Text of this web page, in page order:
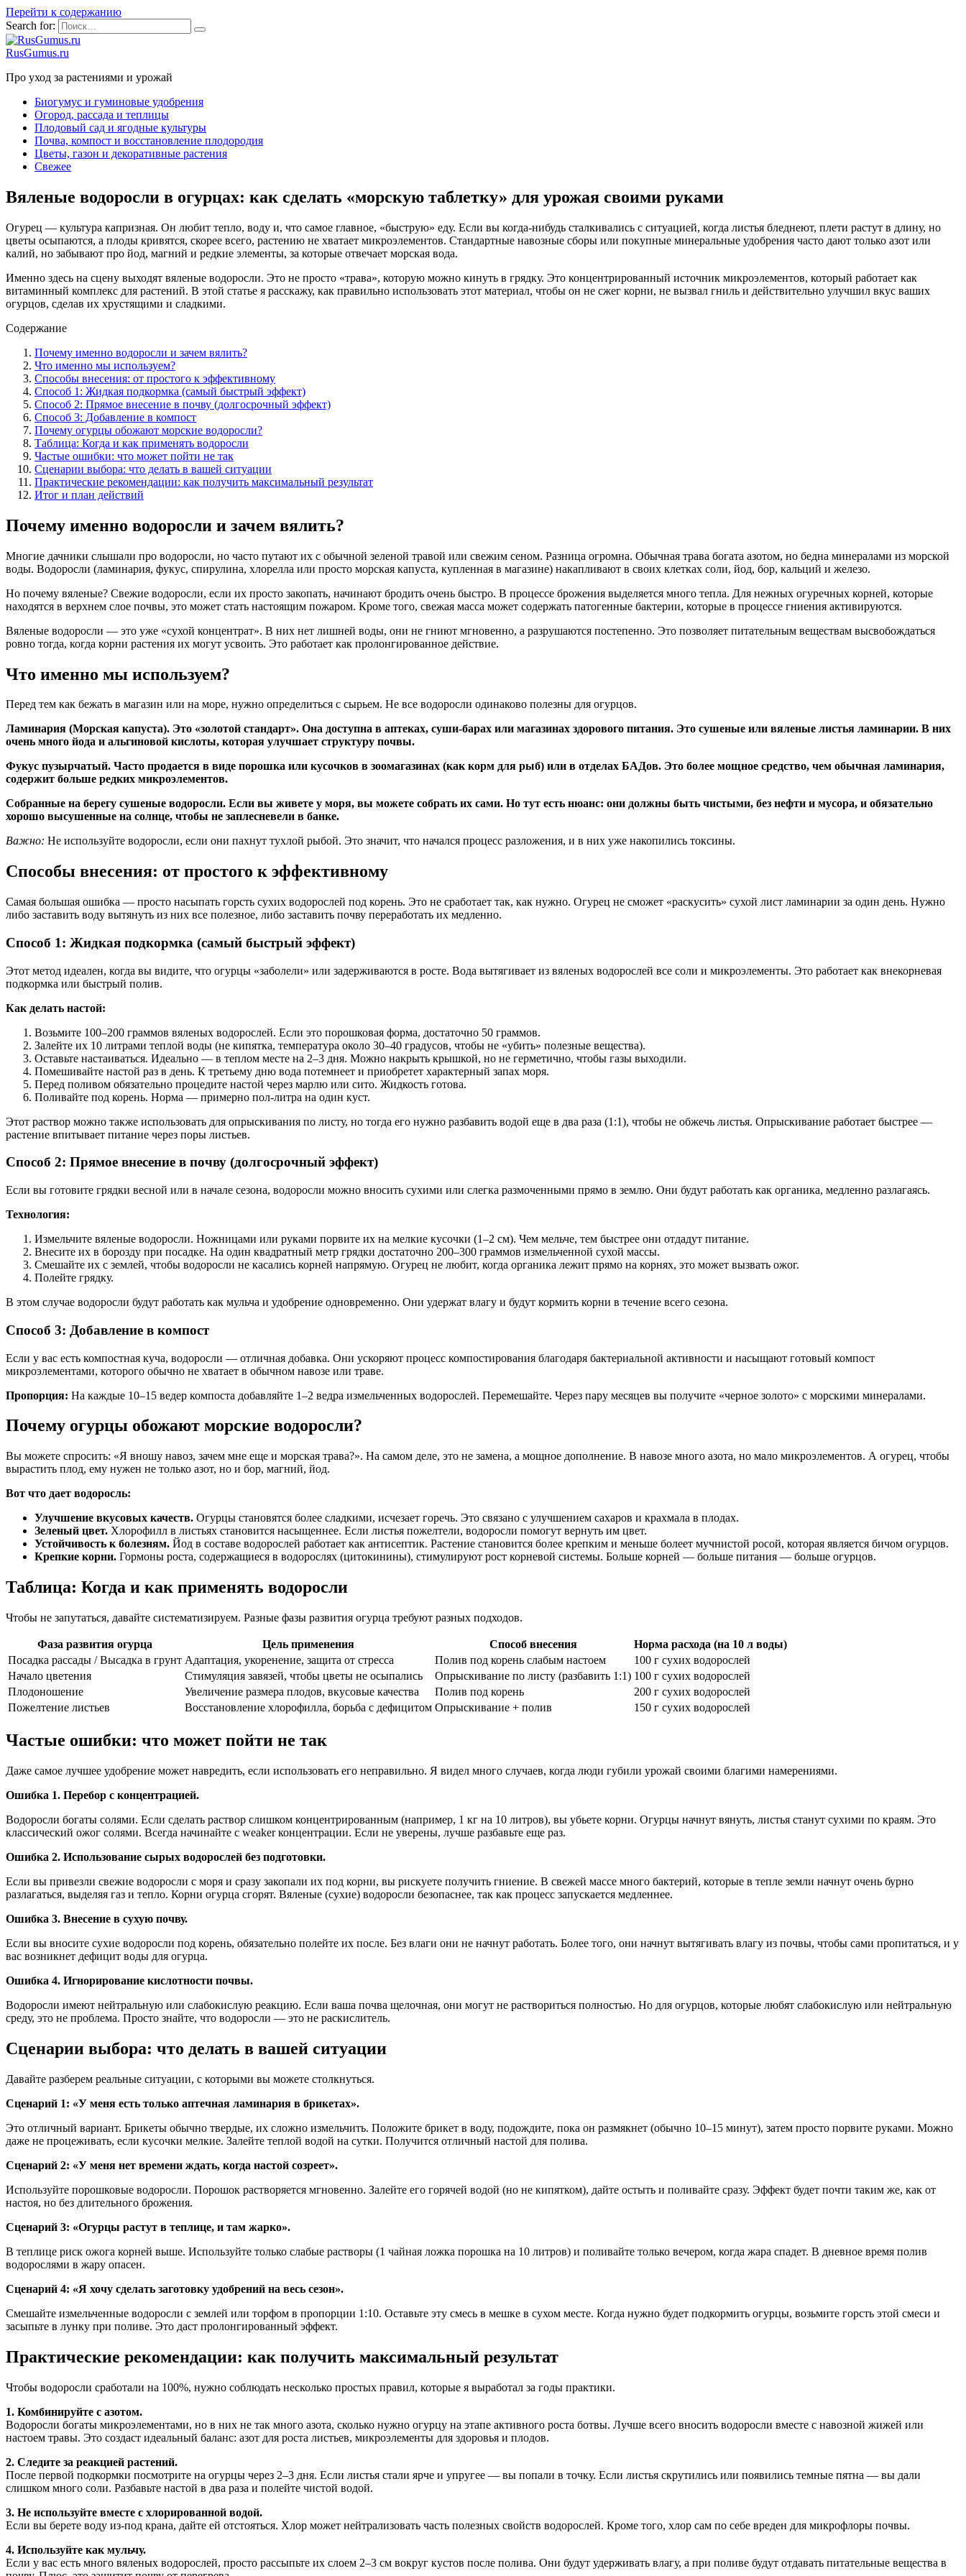
Перейти к содержанию
Search for:
RusGumus.ru
Про уход за растениями и урожай
Биогумус и гуминовые удобрения
Огород, рассада и теплицы
Плодовый сад и ягодные культуры
Почва, компост и восстановление плодородия
Цветы, газон и декоративные растения
Свежее
Вяленые водоросли в огурцах: как сделать «морскую таблетку» для урожая своими руками
Огурец — культура капризная. Он любит тепло, воду и, что самое главное, «быструю» еду. Если вы когда-нибудь сталкивались с ситуацией, когда листья бледнеют, плети растут в длину, но
цветы осыпаются, а плоды кривятся, скорее всего, растению не хватает микроэлементов. Стандартные навозные сборы или покупные минеральные удобрения часто дают только азот или
калий, но забывают про йод, магний и редкие элементы, за которые отвечает морская вода.
Именно здесь на сцену выходят вяленые водоросли. Это не просто «трава», которую можно кинуть в грядку. Это концентрированный источник микроэлементов, который работает как
витаминный комплекс для растений. В этой статье я расскажу, как правильно использовать этот материал, чтобы он не сжег корни, не вызвал гниль и действительно улучшил вкус ваших
огурцов, сделав их хрустящими и сладкими.
Содержание
Почему именно водоросли и зачем вялить?
Что именно мы используем?
Способы внесения: от простого к эффективному
Способ 1: Жидкая подкормка (самый быстрый эффект)
Способ 2: Прямое внесение в почву (долгосрочный эффект)
Способ 3: Добавление в компост
Почему огурцы обожают морские водоросли?
Таблица: Когда и как применять водоросли
Частые ошибки: что может пойти не так
Сценарии выбора: что делать в вашей ситуации
Практические рекомендации: как получить максимальный результат
Итог и план действий
Почему именно водоросли и зачем вялить?
Многие дачники слышали про водоросли, но часто путают их с обычной зеленой травой или свежим сеном. Разница огромна. Обычная трава богата азотом, но бедна минералами из морской
воды. Водоросли (ламинария, фукус, спирулина, хлорелла или просто морская капуста, купленная в магазине) накапливают в своих клетках соли, йод, бор, кальций и железо.
Но почему вяленые? Свежие водоросли, если их просто закопать, начинают бродить очень быстро. В процессе брожения выделяется много тепла. Для нежных огуречных корней, которые
находятся в верхнем слое почвы, это может стать настоящим пожаром. Кроме того, свежая масса может содержать патогенные бактерии, которые в процессе гниения активируются.
Вяленые водоросли — это уже «сухой концентрат». В них нет лишней воды, они не гниют мгновенно, а разрушаются постепенно. Это позволяет питательным веществам высвобождаться
ровно тогда, когда корни растения их могут усвоить. Это работает как пролонгированное действие.
Что именно мы используем?
Перед тем как бежать в магазин или на море, нужно определиться с сырьем. Не все водоросли одинаково полезны для огурцов.
Ламинария (Морская капуста). Это «золотой стандарт». Она доступна в аптеках, суши-барах или магазинах здорового питания. Это сушеные или вяленые листья ламинарии. В них
очень много йода и альгиновой кислоты, которая улучшает структуру почвы.
Фукус пузырчатый. Часто продается в виде порошка или кусочков в зоомагазинах (как корм для рыб) или в отделах БАДов. Это более мощное средство, чем обычная ламинария,
содержит больше редких микроэлементов.
Собранные на берегу сушеные водоросли. Если вы живете у моря, вы можете собрать их сами. Но тут есть нюанс: они должны быть чистыми, без нефти и мусора, и обязательно
хорошо высушенные на солнце, чтобы не заплесневели в банке.
Важно: Не используйте водоросли, если они пахнут тухлой рыбой. Это значит, что начался процесс разложения, и в них уже накопились токсины.
Способы внесения: от простого к эффективному
Самая большая ошибка — просто насыпать горсть сухих водорослей под корень. Это не сработает так, как нужно. Огурец не сможет «раскусить» сухой лист ламинарии за один день. Нужно
либо заставить воду вытянуть из них все полезное, либо заставить почву переработать их медленно.
Способ 1: Жидкая подкормка (самый быстрый эффект)
Этот метод идеален, когда вы видите, что огурцы «заболели» или задерживаются в росте. Вода вытягивает из вяленых водорослей все соли и микроэлементы. Это работает как внекорневая
подкормка или быстрый полив.
Как делать настой:
Возьмите 100–200 граммов вяленых водорослей. Если это порошковая форма, достаточно 50 граммов.
Залейте их 10 литрами теплой воды (не кипятка, температура около 30–40 градусов, чтобы не «убить» полезные вещества).
Оставьте настаиваться. Идеально — в теплом месте на 2–3 дня. Можно накрыть крышкой, но не герметично, чтобы газы выходили.
Помешивайте настой раз в день. К третьему дню вода потемнеет и приобретет характерный запах моря.
Перед поливом обязательно процедите настой через марлю или сито. Жидкость готова.
Поливайте под корень. Норма — примерно пол-литра на один куст.
Этот раствор можно также использовать для опрыскивания по листу, но тогда его нужно разбавить водой еще в два раза (1:1), чтобы не обжечь листья. Опрыскивание работает быстрее —
растение впитывает питание через поры листьев.
Способ 2: Прямое внесение в почву (долгосрочный эффект)
Если вы готовите грядки весной или в начале сезона, водоросли можно вносить сухими или слегка размоченными прямо в землю. Они будут работать как органика, медленно разлагаясь.
Технология:
Измельчите вяленые водоросли. Ножницами или руками порвите их на мелкие кусочки (1–2 см). Чем мельче, тем быстрее они отдадут питание.
Внесите их в борозду при посадке. На один квадратный метр грядки достаточно 200–300 граммов измельченной сухой массы.
Смешайте их с землей, чтобы водоросли не касались корней напрямую. Огурец не любит, когда органика лежит прямо на корнях, это может вызвать ожог.
Полейте грядку.
В этом случае водоросли будут работать как мульча и удобрение одновременно. Они удержат влагу и будут кормить корни в течение всего сезона.
Способ 3: Добавление в компост
Если у вас есть компостная куча, водоросли — отличная добавка. Они ускоряют процесс компостирования благодаря бактериальной активности и насыщают готовый компост
микроэлементами, которого обычно не хватает в обычном навозе или траве.
Пропорция: На каждые 10–15 ведер компоста добавляйте 1–2 ведра измельченных водорослей. Перемешайте. Через пару месяцев вы получите «черное золото» с морскими минералами.
Почему огурцы обожают морские водоросли?
Вы можете спросить: «Я вношу навоз, зачем мне еще и морская трава?». На самом деле, это не замена, а мощное дополнение. В навозе много азота, но мало микроэлементов. А огурец, чтобы
вырастить плод, ему нужен не только азот, но и бор, магний, йод.
Вот что дает водоросль:
Улучшение вкусовых качеств. Огурцы становятся более сладкими, исчезает горечь. Это связано с улучшением сахаров и крахмала в плодах.
Зеленый цвет. Хлорофилл в листьях становится насыщеннее. Если листья пожелтели, водоросли помогут вернуть им цвет.
Устойчивость к болезням. Йод в составе водорослей работает как антисептик. Растение становится более крепким и меньше болеет мучнистой росой, которая является бичом огурцов.
Крепкие корни. Гормоны роста, содержащиеся в водорослях (цитокинины), стимулируют рост корневой системы. Больше корней — больше питания — больше огурцов.
Таблица: Когда и как применять водоросли
Чтобы не запутаться, давайте систематизируем. Разные фазы развития огурца требуют разных подходов.
Фаза развития огурца Цель применения Способ внесения
Норма расхода (на 10 л воды)
Посадка рассады / Высадка в грунт Адаптация, укоренение, защита от стресса Полив под корень слабым настоем
100 г сухих водорослей
Начало цветения
Стимуляция завязей, чтобы цветы не осыпались Опрыскивание по листу (разбавить 1:1) 100 г сухих водорослей
Плодоношение
Увеличение размера плодов, вкусовые качества Полив под корень
200 г сухих водорослей
Пожелтение листьев
Восстановление хлорофилла, борьба с дефицитом Опрыскивание + полив 150 г сухих водорослей
Частые ошибки: что может пойти не так
Даже самое лучшее удобрение может навредить, если использовать его неправильно. Я видел много случаев, когда люди губили урожай своими благими намерениями.
Ошибка 1. Перебор с концентрацией.
Водоросли богаты солями. Если сделать раствор слишком концентрированным (например, 1 кг на 10 литров), вы убьете корни. Огурцы начнут вянуть, листья станут сухими по краям. Это
классический ожог солями. Всегда начинайте с weaker концентрации. Если не уверены, лучше разбавьте еще раз.
Ошибка 2. Использование сырых водорослей без подготовки.
Если вы привезли свежие водоросли с моря и сразу закопали их под корни, вы рискуете получить гниение. В свежей массе много бактерий, которые в тепле земли начнут очень бурно
разлагаться, выделяя газ и тепло. Корни огурца сгорят. Вяленые (сухие) водоросли безопаснее, так как процесс запускается медленнее.
Ошибка 3. Внесение в сухую почву.
Если вы вносите сухие водоросли под корень, обязательно полейте их после. Без влаги они не начнут работать. Более того, они начнут вытягивать влагу из почвы, чтобы сами пропитаться, и у
вас возникнет дефицит воды для огурца.
Ошибка 4. Игнорирование кислотности почвы.
Водоросли имеют нейтральную или слабокислую реакцию. Если ваша почва щелочная, они могут не раствориться полностью. Но для огурцов, которые любят слабокислую или нейтральную
среду, это не проблема. Просто знайте, что водоросли — это не раскислитель.
Сценарии выбора: что делать в вашей ситуации
Давайте разберем реальные ситуации, с которыми вы можете столкнуться.
Сценарий 1: «У меня есть только аптечная ламинария в брикетах».
Это отличный вариант. Брикеты обычно твердые, их сложно измельчить. Положите брикет в воду, подождите, пока он размякнет (обычно 10–15 минут), затем просто порвите руками. Можно
даже не процеживать, если кусочки мелкие. Залейте теплой водой на сутки. Получится отличный настой для полива.
Сценарий 2: «У меня нет времени ждать, когда настой созреет».
Используйте порошковые водоросли. Порошок растворяется мгновенно. Залейте его горячей водой (но не кипятком), дайте остыть и поливайте сразу. Эффект будет почти таким же, как от
настоя, но без длительного брожения.
Сценарий 3: «Огурцы растут в теплице, и там жарко».
В теплице риск ожога корней выше. Используйте только слабые растворы (1 чайная ложка порошка на 10 литров) и поливайте только вечером, когда жара спадет. В дневное время полив
водорослями в жару опасен.
Сценарий 4: «Я хочу сделать заготовку удобрений на весь сезон».
Смешайте измельченные водоросли с землей или торфом в пропорции 1:10. Оставьте эту смесь в мешке в сухом месте. Когда нужно будет подкормить огурцы, возьмите горсть этой смеси и
засыпьте в лунку при поливе. Это даст пролонгированный эффект.
Практические рекомендации: как получить максимальный результат
Чтобы водоросли сработали на 100%, нужно соблюдать несколько простых правил, которые я выработал за годы практики.
1. Комбинируйте с азотом.
Водоросли богаты микроэлементами, но в них не так много азота, сколько нужно огурцу на этапе активного роста ботвы. Лучше всего вносить водоросли вместе с навозной жижей или
настоем травы. Это создаст идеальный баланс: азот для роста листьев, микроэлементы для здоровья и плодов.
2. Следите за реакцией растений.
После первой подкормки посмотрите на огурцы через 2–3 дня. Если листья стали ярче и упругее — вы попали в точку. Если листья скрутились или появились темные пятна — вы дали
слишком много соли. Разбавьте настой в два раза и полейте чистой водой.
3. Не используйте вместе с хлорированной водой.
Если вы берете воду из-под крана, дайте ей отстояться. Хлор может нейтрализовать часть полезных свойств водорослей. Кроме того, хлор сам по себе вреден для микрофлоры почвы.
4. Используйте как мульчу.
Если у вас есть много вяленых водорослей, просто рассыпьте их слоем 2–3 см вокруг кустов после полива. Они будут удерживать влагу, а при поливе будут отдавать питательные вещества в